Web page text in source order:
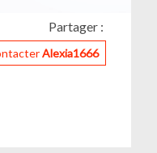
Partager :
Alexia1666